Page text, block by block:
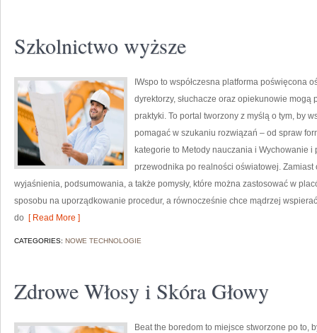
Szkolnictwo wyższe
IWspo to współczesna platforma poświęcona
dyrektorzy, słuchacze oraz opiekunowie
praktyki. To portal tworzony z myślą o tym, by
pomagać w szukaniu rozwiązań – od spraw
kategorie to Metody nauczania i Wychowanie
przewodnika po realności oświatowej.
wyjaśnienia, podsumowania, a także pomysły, które można zastosować w
sposobu na uporządkowanie procedur, a równocześnie chce mądrzej
do [ Read More ]
CATEGORIES: NOWE TECHNOLOGIE
Zdrowe Włosy i Skóra Głowy
Beat the boredom to miejsce stworzone po to,